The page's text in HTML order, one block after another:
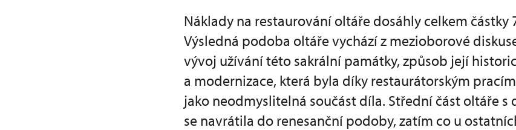
Náklady na restaurování oltáře dosáhly celkem částky
Výsledná podoba oltáře vychází z mezioborové
vývoj užívání této sakrální památky, způsob její
a modernizace, která byla díky restaurátorským
jako neodmyslitelná součást díla. Střední část oltáře s
se navrátila do renesanční podoby, zatím co u